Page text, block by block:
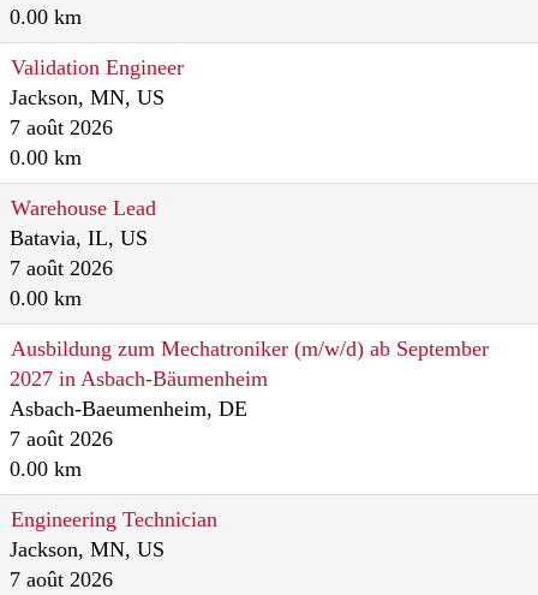
0.00 km
Validation Engineer
Jackson, MN, US
7 août 2026
0.00 km
Warehouse Lead
Batavia, IL, US
7 août 2026
0.00 km
Ausbildung zum Mechatroniker (m/w/d) ab September
2027 in Asbach-Bäumenheim
Asbach-Baeumenheim, DE
7 août 2026
0.00 km
Engineering Technician
Jackson, MN, US
7 août 2026